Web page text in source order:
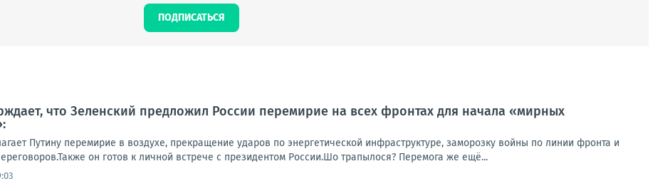
ПОДПИСАТЬСЯ
что Зеленский предложил России перемирие на всех фронтах для начала «мирных
Путину перемирие в воздухе, прекращение ударов по энергетической инфраструктуре, заморозку войны по линии фронта и
он готов к личной встрече с президентом России.Шо трапылося? Перемога же ещё...